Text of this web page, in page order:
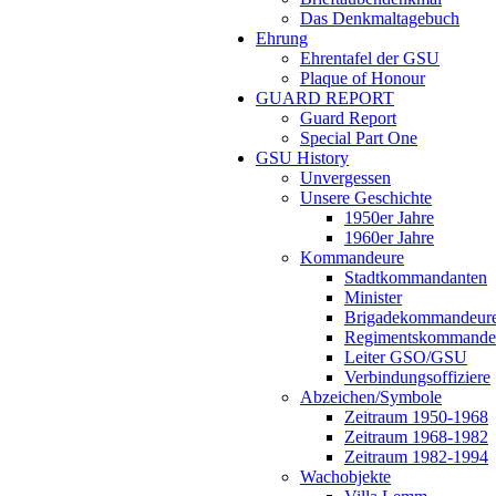
Das Denkmaltagebuch
Ehrung
Ehrentafel der GSU
Plaque of Honour
GUARD REPORT
Guard Report
Special Part One
GSU History
Unvergessen
Unsere Geschichte
1950er Jahre
1960er Jahre
Kommandeure
Stadtkommandanten
Minister
Leiter GSO/GSU
Verbindungsoffiziere
Abzeichen/Symbole
Zeitraum 1950-1968
Zeitraum 1968-1982
Zeitraum 1982-1994
Wachobjekte